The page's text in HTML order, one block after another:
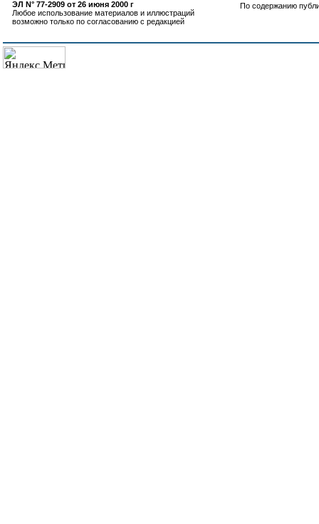
ЭЛ N° 77-2909 от 26 июня 2000 г
Любое использование материалов и иллюстраций
возможно только по согласованию с редакцией
По содержанию